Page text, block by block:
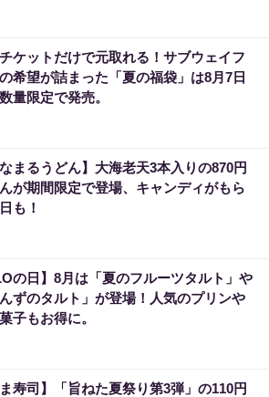
ケットだけで元取れる！サブウェイフ
希望が詰まった「夏の福袋」は8月7日
量限定で発売。
なまるうどん】大海老天3本入りの870円
が期間限定で登場、キャンディがもら
も！
の日】8月は「夏のフルーツタルト」や
んずのタルト」が登場！人気のプリンや
子もお得に。
ま寿司】「旨ねた夏祭り第3弾」の110円